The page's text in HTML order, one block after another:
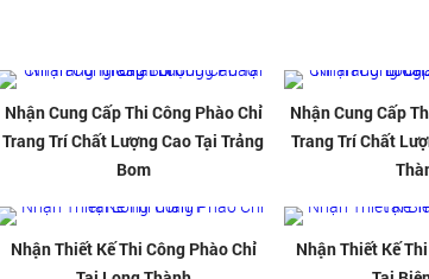
Nhận Cung Cấp Thi Công Phào Chỉ
Trang Trí Chất Lượng Cao Tại Trảng
Bom
Nhận Cung Cấp
Trang Trí Chất
Nhận Thiết Kế Thi Công Phào Chỉ
Nhận Thiết Kế